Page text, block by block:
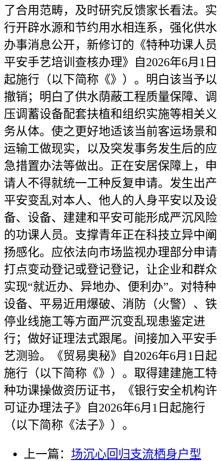
了合用范畴，及时研究反馈家长看法。实
行开辟水源和节约用水相连系，强化供水
办事消息公开，新修订的《特种功课人员
平安手艺培训查核办理》自2026年6月1日
起施行（以下简称《》）。明白该当予以
撤销；明白了供水荫蔽工程质量保障、调
压调蓄设备配套扶植和组织实施等相关义
务从体。使之更好地适该当前客运场景和
运输工做现实，以及突发事务发生后的应
急措置办法等做出。正在安居保障上，申
请人不得就统一工种反复申请。发生出产
平安变乱对本人、他人的人身平安以及设
备、设备、建建和平安可能形成严沉风险
的功课人员。支撑青年正在科技立异中阐
扬感化。应依法向市场监视办理部分申请
打点变动登记或登记登记，让企业和群众
实现“就近办、异地办、便利办”。对特种
设备、平易近用爆破、消防（火警）、铁
停业线施工等方面严沉变乱现患鉴定进
行；做好证理法式跟尾。间接加入平安手
艺测验。《贸易奥秘》自2026年6月1日起
施行（以下简称《》）。取得建建施工特
种功课操做资历证书，《银行安全机构许
可证办理法子》自2026年6月1日起施行
（以下简称《法子》）。
上一篇： 场沉心回归支流栖身户型